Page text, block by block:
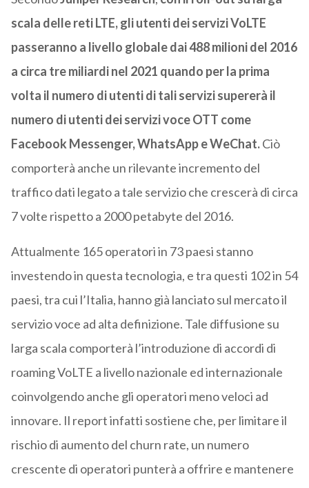
scala delle reti LTE, gli utenti dei servizi VoLTE
passeranno a livello globale dai 488 milioni del 2016
a circa tre miliardi nel 2021 quando per la prima
volta il numero di utenti di tali servizi supererà il
numero di utenti dei servizi voce OTT come
Facebook Messenger, WhatsApp e WeChat.Ciò
comporterà anche un rilevante incremento del
traffico dati legato a tale servizio che crescerà di circa
7 volte rispetto a 2000 petabyte del 2016.
Attualmente 165 operatori in 73 paesi stanno
investendo in questa tecnologia, e tra questi 102 in 54
paesi, tra cui l’Italia, hanno già lanciato sul mercato il
servizio voce ad alta definizione. Tale diffusione su
larga scala comporterà l’introduzione di accordi di
roaming VoLTE a livello nazionale ed internazionale
coinvolgendo anche gli operatori meno veloci ad
innovare. Il report infatti sostiene che, per limitare il
rischio di aumento del churn rate, un numero
crescente di operatori punterà a offrire e mantenere